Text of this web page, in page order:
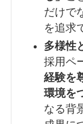
だけで
を追求
多様性
採用ペ
経験を
環境を
なる背